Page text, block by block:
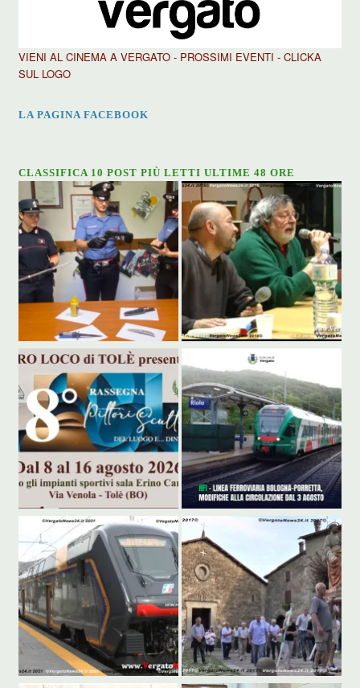
VIENI AL CINEMA A VERGATO - PROSSIMI EVENTI - CLICKA
SUL LOGO
LA PAGINA FACEBOOK
CLASSIFICA 10 POST PIÙ LETTI ULTIME 48 ORE